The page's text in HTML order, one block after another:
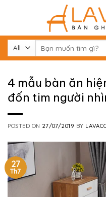
kiếm:
4 mẫu bàn ăn
đốn tim người
POSTED ON 27/07/2019 BY
27
Th7